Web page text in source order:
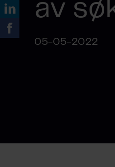
av
05-05-2022